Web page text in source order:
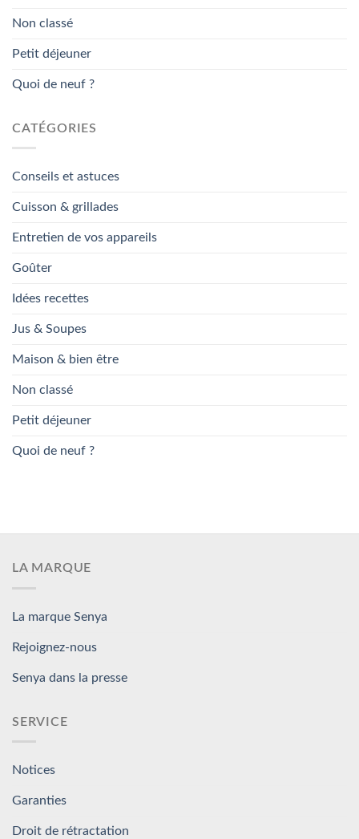
Non classé
Petit déjeuner
Quoi de neuf ?
CATÉGORIES
Conseils et astuces
Cuisson & grillades
Entretien de vos appareils
Goûter
Idées recettes
Jus & Soupes
Maison & bien être
Non classé
Petit déjeuner
Quoi de neuf ?
LA MARQUE
La marque Senya
Rejoignez-nous
Senya dans la presse
SERVICE
Notices
Garanties
Droit de rétractation